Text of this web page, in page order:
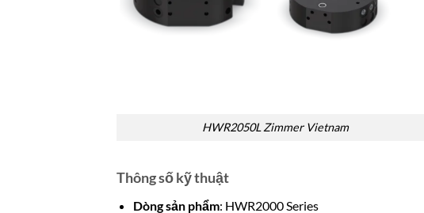
HWR2050L Zimmer Vietnam
Thông số kỹ thuật
Dòng sản phẩm: HWR2000 Series